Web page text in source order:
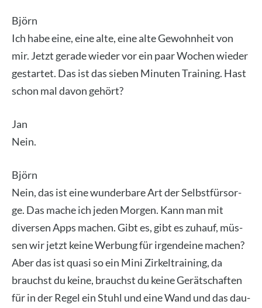
Björn
Ich habe eine, eine alte, eine alte Gewohn­heit von
mir. Jetzt gera­de wie­der vor ein paar Wochen wie­der
gestar­tet. Das ist das sie­ben Minu­ten Trai­ning. Hast
schon mal davon gehört?
Jan
Nein.
Björn
Nein, das ist eine wun­der­ba­re Art der Selbst­für­sor­
ge. Das mache ich jeden Mor­gen. Kann man mit
diver­sen Apps machen. Gibt es, gibt es zuhauf, müs­
sen wir jetzt kei­ne Wer­bung für irgend­ei­ne machen?
Aber das ist qua­si so ein Mini Zir­kel­trai­ning, da
brauchst du kei­ne, brauchst du kei­ne Gerät­schaf­ten
für in der Regel ein Stuhl und eine Wand und das dau­